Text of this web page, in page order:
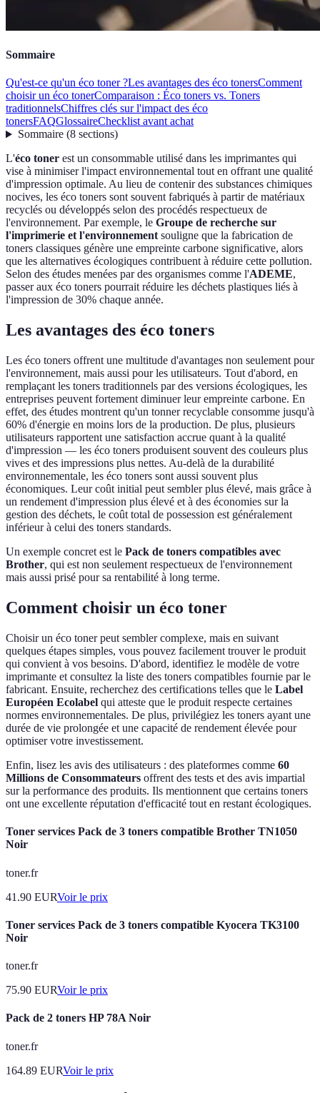
Sommaire
Qu'est-ce qu'un éco toner ?Les avantages des éco tonersComment
choisir un éco tonerComparaison : Éco toners vs. Toners
traditionnelsChiffres clés sur l'impact des éco
tonersFAQGlossaireChecklist avant achat
Sommaire(8 sections)
L'éco toner est un consommable utilisé dans les imprimantes qui
vise à minimiser l'impact environnemental tout en offrant une qualité
d'impression optimale. Au lieu de contenir des substances chimiques
nocives, les éco toners sont souvent fabriqués à partir de matériaux
recyclés ou développés selon des procédés respectueux de
l'environnement. Par exemple, le Groupe de recherche sur
l'imprimerie et l'environnementsouligne que la fabrication de
toners classiques génère une empreinte carbone significative, alors
que les alternatives écologiques contribuent à réduire cette pollution.
Selon des études menées par des organismes comme l'ADEME,
passer aux éco toners pourrait réduire les déchets plastiques liés à
l'impression de 30% chaque année.
Les avantages des éco toners
Les éco toners offrent une multitude d'avantages non seulement pour
l'environnement, mais aussi pour les utilisateurs. Tout d'abord, en
remplaçant les toners traditionnels par des versions écologiques, les
entreprises peuvent fortement diminuer leur empreinte carbone. En
effet, des études montrent qu'un tonner recyclable consomme jusqu'à
60% d'énergie en moins lors de la production. De plus, plusieurs
utilisateurs rapportent une satisfaction accrue quant à la qualité
d'impression — les éco toners produisent souvent des couleurs plus
vives et des impressions plus nettes. Au-delà de la durabilité
environnementale, les éco toners sont aussi souvent plus
économiques. Leur coût initial peut sembler plus élevé, mais grâce à
un rendement d'impression plus élevé et à des économies sur la
gestion des déchets, le coût total de possession est généralement
inférieur à celui des toners standards.
Un exemple concret est le Pack de toners compatibles avec
Brother, qui est non seulement respectueux de l'environnement
mais aussi prisé pour sa rentabilité à long terme.
Comment choisir un éco toner
Choisir un éco toner peut sembler complexe, mais en suivant
quelques étapes simples, vous pouvez facilement trouver le produit
qui convient à vos besoins. D'abord, identifiez le modèle de votre
imprimante et consultez la liste des toners compatibles fournie par le
fabricant. Ensuite, recherchez des certifications telles que le Label
Européen Ecolabel qui atteste que le produit respecte certaines
normes environnementales. De plus, privilégiez les toners ayant une
durée de vie prolongée et une capacité de rendement élevée pour
optimiser votre investissement.
Enfin, lisez les avis des utilisateurs : des plateformes comme 60
Millions de Consommateurs offrent des tests et des avis impartial
sur la performance des produits. Ils mentionnent que certains toners
ont une excellente réputation d'efficacité tout en restant écologiques.
Toner services Pack de 3 toners compatible Brother TN1050
Noir
toner.fr
41.90 EURVoir le prix
Toner services Pack de 3 toners compatible Kyocera TK3100
Noir
toner.fr
75.90 EURVoir le prix
Pack de 2 toners HP 78A Noir
toner.fr
164.89 EURVoir le prix